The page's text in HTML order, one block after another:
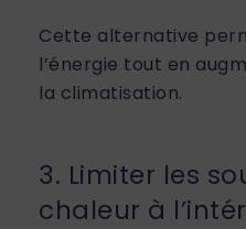
Cette alternative
l’énergie tout en
la climatisation.
3. Limiter les
chaleur à